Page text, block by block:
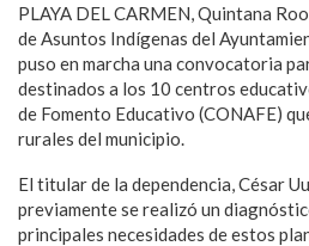
PLAYA DEL CARMEN, Quintana
de Asuntos Indígenas del
puso en marcha una convocatoria
destinados a los 10 centros
de Fomento Educativo (CONAFE)
rurales del municipio.
El titular de la dependencia, César
previamente se realizó un
principales necesidades de estos